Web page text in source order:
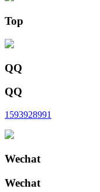
Top
QQ
QQ
1593928991
Wechat
Wechat